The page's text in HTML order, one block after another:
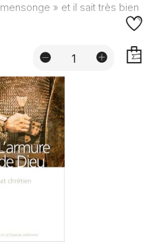
» et il sait très bien